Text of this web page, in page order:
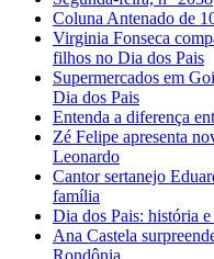
Coluna Antenado de
Virginia Fonseca
filhos no Dia dos Pais
Supermercados em
Dia dos Pais
Entenda a diferença
Zé Felipe apresenta
Leonardo
Cantor sertanejo
família
Dia dos Pais: história
Ana Castela
Rondônia